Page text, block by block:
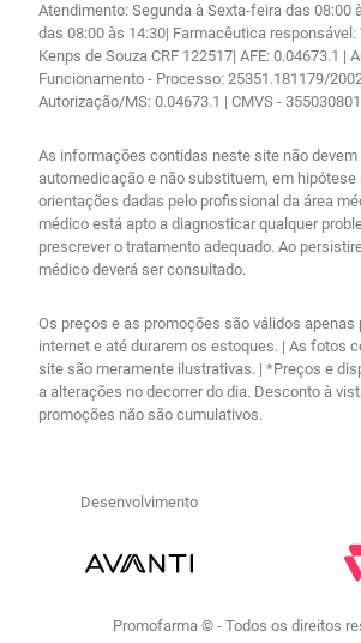
Atendimento: Segunda à Sexta-feira das 08:00
das 08:00 às 14:30| Farmacêutica responsável:
Kenps de Souza CRF 122517| AFE: 0.04673.1 |
Funcionamento - Processo: 25351.181179/
Autorização/MS: 0.04673.1 | CMVS -
As informações contidas neste site não
automedicação e não substituem, em hipótese
orientações dadas pelo profissional da área
médico está apto a diagnosticar qualquer
prescrever o tratamento adequado. Ao
médico deverá ser consultado.
Os preços e as promoções são válidos apenas
internet e até durarem os estoques. | As fotos
site são meramente ilustrativas. | *Preços e
a alterações no decorrer do dia. Desconto à
promoções não são cumulativos.
Desenvolvimento
Promofarma © - Todos os direitos